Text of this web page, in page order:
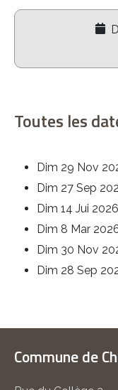
Toutes les
Dim 29 Nov
Dim 27 Sep
Dim 14 Jui 2026
Dim 8 Mar
Dim 30 Nov
Dim 28 Sep
Commune de